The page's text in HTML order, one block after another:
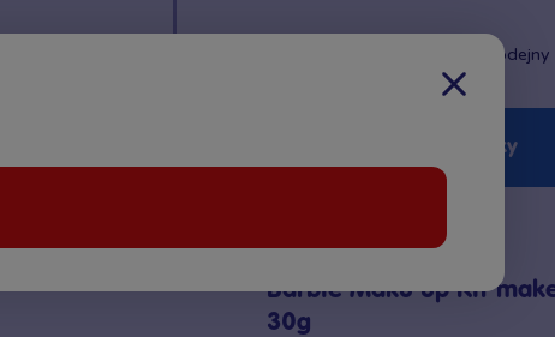
Prodejny
Značky
Barbie Maku up Kit
30g